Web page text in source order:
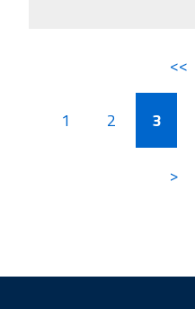
<<
1 2 3
>